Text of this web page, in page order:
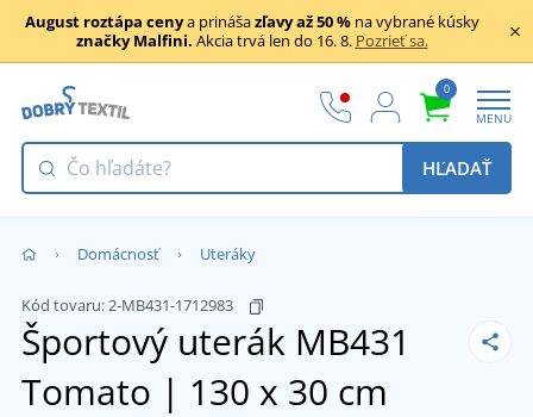
August roztápa cenya prinášazľavy až 50 %na vybrané kúsky
značky Malfini. Akcia trvá len do 16. 8. Pozrieť sa.
0
MENU
HĽADAŤ
Domácnosť Uteráky
Kód tovaru:2-MB431-1712983
Športový uterák MB431
Tomato | 130 x 30 cm